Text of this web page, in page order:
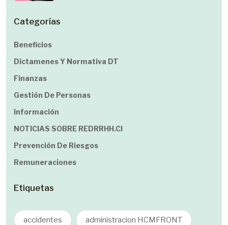
Categorías
Beneficios
Dictamenes Y Normativa DT
Finanzas
Gestión De Personas
Información
NOTICIAS SOBRE REDRRHH.cl
Prevención De Riesgos
Remuneraciones
Etiquetas
accidentes administracion HCMFRONT